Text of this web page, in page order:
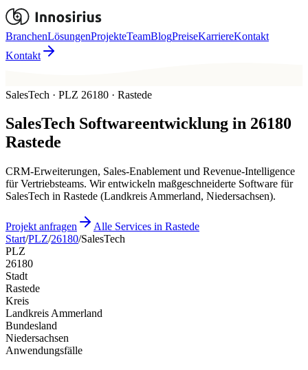
BranchenLösungenProjekteTeamBlogPreiseKarriereKontakt
Kontakt
SalesTech · PLZ 26180 · Rastede
SalesTech Softwareentwicklung in 26180
Rastede
CRM-Erweiterungen, Sales-Enablement und Revenue-Intelligence
für Vertriebsteams. Wir entwickeln maßgeschneiderte Software für
SalesTech in Rastede (Landkreis Ammerland, Niedersachsen).
Projekt anfragen
Alle Services in Rastede
Start/PLZ/26180/SalesTech
PLZ
26180
Stadt
Rastede
Kreis
Landkreis Ammerland
Bundesland
Niedersachsen
Anwendungsfälle